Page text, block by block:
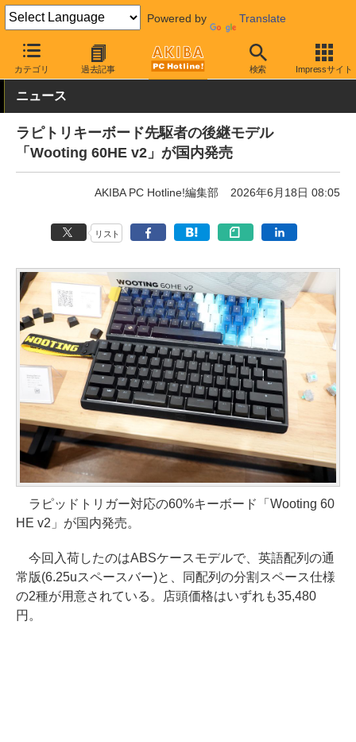
Powered by Translate
カテゴリ 過去記事 検索 Impressサイト
AKIBA PC Hotline! PC周辺機器 キーボード その他
ニュース
ラピトリキーボード先駆者の後継モデル
「Wooting 60HE v2」が国内発売
AKIBA PC Hotline!編集部 2026年6月18日 08:05
リスト
ラピッドトリガー対応の60%キーボード「Wooting 60
HE v2」が国内発売。
今回入荷したのはABSケースモデルで、英語配列の通
常版(6.25uスペースバー)と、同配列の分割スペース仕様
の2種が用意されている。店頭価格はいずれも35,480
円。